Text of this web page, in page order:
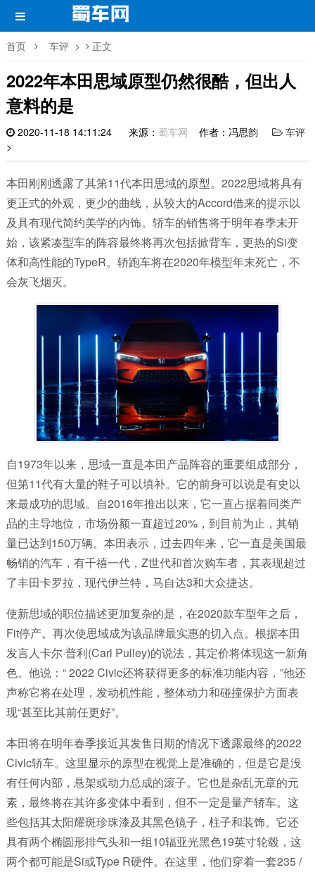
首页 车评 > 正文
2022年本田思域原型仍然很酷，但出人
意料的是
2020-11-18 14:11:24 来源： 蜀车网 作者：冯思韵
车评
>
本田刚刚透露了其第11代本田思域的原型。2022思域将具有
更正式的外观，更少的曲线，从较大的Accord借来的提示以
及具有现代简约美学的内饰。轿车的销售将于明年春季末开
始，该紧凑型车的阵容最终将再次包括掀背车，更热的Si变
体和高性能的TypeR。轿跑车将在2020年模型年末死亡，不
会灰飞烟灭。
自1973年以来，思域一直是本田产品阵容的重要组成部分，
但第11代有大量的鞋子可以填补。它的前身可以说是有史以
来最成功的思域。自2016年推出以来，它一直占据着同类产
品的主导地位，市场份额一直超过20%，到目前为止，其销
量已达到150万辆。本田表示，过去四年来，它一直是美国最
畅销的汽车，有千禧一代，Z世代和首次购车者，其表现超过
了丰田卡罗拉，现代伊兰特，马自达3和大众捷达。
使新思域的职位描述更加复杂的是，在2020款车型年之后，
Fit停产。再次使思域成为该品牌最实惠的切入点。根据本田
发言人卡尔·普利(Carl Pulley)的说法，其定价将体现这一新角
色。他说：“ 2022 Civic还将获得更多的标准功能内容，”他还
声称它将在处理，发动机性能，整体动力和碰撞保护方面表
现“甚至比其前任更好”。
本田将在明年春季接近其发售日期的情况下透露最终的2022
Civic轿车。这里显示的原型在视觉上是准确的，但是它是没
有任何内部，悬架或动力总成的滚子。它也是杂乱无章的元
素，最终将在其许多变体中看到，但不一定是量产轿车。这
些包括其太阳耀斑珍珠漆及其黑色镜子，柱子和装饰。它还
具有两个椭圆形排气头和一组10辐亚光黑色19英寸轮毂，这
两个都可能是Si或Type R硬件。在这里，他们穿着一套235 /